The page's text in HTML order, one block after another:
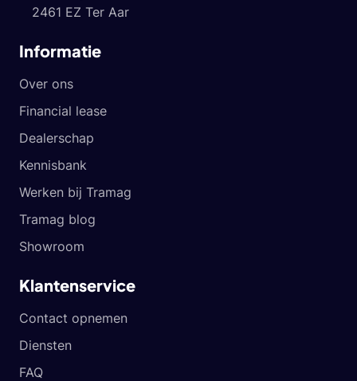
2461 EZ Ter Aar
Informatie
Over ons
Financial lease
Dealerschap
Kennisbank
Werken bij Tramag
Tramag blog
Showroom
Klantenservice
Contact opnemen
Diensten
FAQ